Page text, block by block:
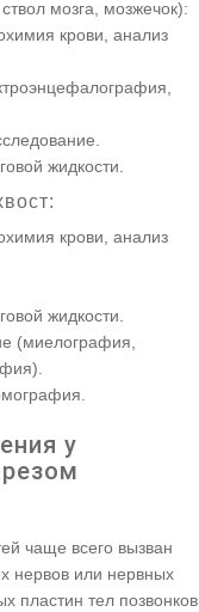
мозга, мозжечок):
крови, анализ
жидкости.
крови, анализ
жидкости.
(миелография,
у
чаще всего вызван
нервов или нервных
пластин тел позвонков